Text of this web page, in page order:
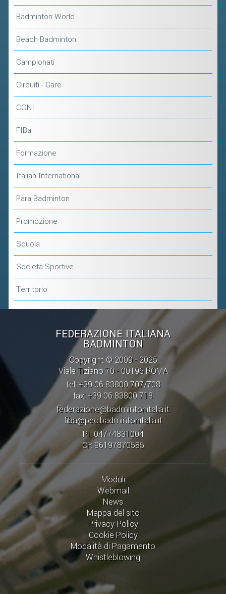
Badminton World
Beach Badminton
Campionati
Circuiti - Gare
CONI
FIBa
Formazione
Italian International
Para Badminton
Promozione
Scuola
Società Sportive
Territorio
FEDERAZIONE ITALIANA
BADMINTON
Copyright © 2009 - 2025
Viale Tiziano 70 - 00196 ROMA
tel: +39 06 83800 707/708
fax: +39 06 83800 718
federazione@badmintonitalia.it
fiba@pec.badmintonitalia.it
PI: 04774831004
CF: 96197870585
Moduli
Webmail
News
Mappa del sito
Privacy Policy
Cookie Policy
Modalità di Pagamento
Whistleblowing